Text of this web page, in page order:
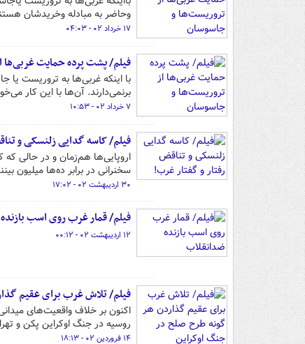
وحاضر به مبادله وخریدشان
۱۷ خرداد ۰۲ - ۰۴:۰۳
فیلم/ پشت پرده حمایت غربی‌ها
با اینکه غربی‌ها به تروریست
برنمی‌دارند. آن‌ها با این کار
۷ خرداد ۰۲ - ۱۰:۵۳
فیلم/ کاسه گدایی زلنسکی و
اروپایی‌ها هم‌زمان و در حالی
سخنرانی در برابر ده‌ها میلیون
۳۰ اردیبهشت ۰۲ - ۱۷:۰۲
فیلم/ قمار غرب روی اسب
۱۲ اردیبهشت ۰۲ - ۰۰:۱۲
فیلم/ تلاش غرب برای عقیم
اکنون بر خلاف واقعیت‌های
روسیه در جنگ اوکراین پکن و
۱۴ فروردین ۰۲ - ۱۸:۱۳